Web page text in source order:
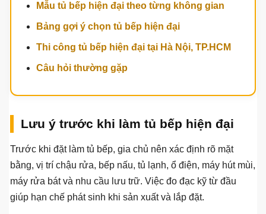
Mẫu tủ bếp hiện đại theo từng không gian
Bảng gợi ý chọn tủ bếp hiện đại
Thi công tủ bếp hiện đại tại Hà Nội, TP.HCM
Câu hỏi thường gặp
Lưu ý trước khi làm tủ bếp hiện đại
Trước khi đặt làm tủ bếp, gia chủ nên xác định rõ mặt
bằng, vị trí chậu rửa, bếp nấu, tủ lạnh, ổ điện, máy hút mùi,
máy rửa bát và nhu cầu lưu trữ. Việc đo đạc kỹ từ đầu
giúp hạn chế phát sinh khi sản xuất và lắp đặt.